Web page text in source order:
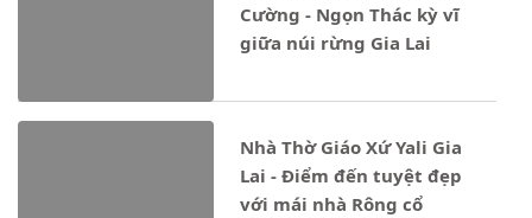
Cường - Ngọn Thác kỳ vĩ
giữa núi rừng Gia Lai
Nhà Thờ Giáo Xứ Yali Gia
Lai - Điểm đến tuyệt đẹp
với mái nhà Rông cổ